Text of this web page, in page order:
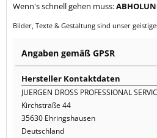
Wenn's schnell gehen muss:
Bilder, Texte & Gestaltung sind unser
Angaben gemäß GPSR
Hersteller Kontaktdaten
JUERGEN DROSS PROFESSIONAL
Kirchstraße 44
35630 Ehringshausen
Deutschland